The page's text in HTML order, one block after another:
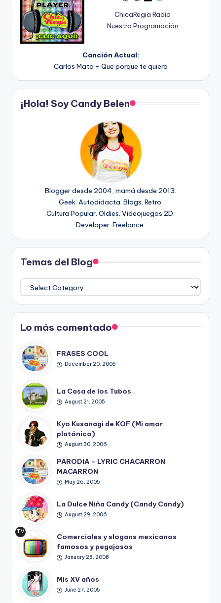
ChicaRegia Radio
Nuestra Programación
Canción Actual:
Carlos Mata - Que porque te quiero
¡Hola! Soy Candy Belen
Blogger desde 2004, mamá desde 2013.
Geek. Autodidacta. Blogs. Retro.
Cultura Popular. Oldies. Videojuegos 2D.
Developer. Freelance.
Temas del Blog
Temas
del
Blog
Lo más comentado
FRASES COOL
December 20, 2005
La Casa de los Tubos
August 21, 2005
Kyo Kusanagi de KOF (Mi amor
platónico)
August 30, 2006
PARODIA – LYRIC CHACARRON
MACARRON
May 26, 2005
La Dulce Niña Candy (Candy Candy)
August 29, 2006
TV
Ret
ro
Comerciales y slogans mexicanos
famosos y pegajosos
January 28, 2008
Mis XV años
June 27, 2005